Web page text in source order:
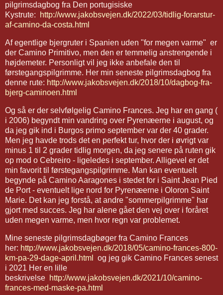
pilgrimsdagbog fra Den portugisiske
Kystrute:
http://www.jakobsvejen.dk/2022/03/tidlig-forarstur-
af-camino-da-costa.html
Af egentlige bjergruter i Spanien uden "for megen varme" er
der Camino Primitivo, men den er temmelig anstrengende i
højdemeter. Personligt vil jeg ikke anbefale den til
førstegangspilgrimme. Her min seneste pilgrimsdagbog fra
denne rute: http://www.jakobsvejen.dk/2018/10/dagbog-fra-
bjerg-caminoen.html
Og så er der selvfølgelig Camino Frances. Jeg har en gang (
i 2006) begyndt min vandring over Pyrenæerne i august, og
da jeg gik ind i Burgos primo september var der 40 grader.
Men jeg havde trods det en perfekt tur, hvor der i øvrigt var
minus 1 til 2 grader tidlig morgen, da jeg senere på ruten gik
op mod o Cebreiro - ligeledes i september. Alligevel er det
min favorit til førstegangspilgrimme. Man kan eventuelt
begynde på Camino Aaragones i stedet for i Saint Jean Pied
de Port - eventuelt lige nord for Pyrenæerne i Oloron Saint
Marie. Det kan jeg forstå, at andre "sommerpilgrimme" har
gjort med succes. Jeg har alene gået den vej over i foråret
uden megen varme, men hvor regn var problemet.
Mine seneste pilgrimsdagbøger fra Camino Frances
her: http://www.jakobsvejen.dk/2018/05/camino-frances-800-
km-pa-29-dage-april.html
og jeg gik Camino Frances senest
i 2021 Her en lille
beskrivelse http://www.jakobsvejen.dk/2021/10/camino-
frances-med-maske-pa.html